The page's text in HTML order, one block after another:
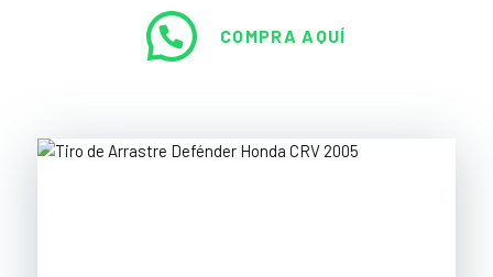
COMPRA AQUÍ